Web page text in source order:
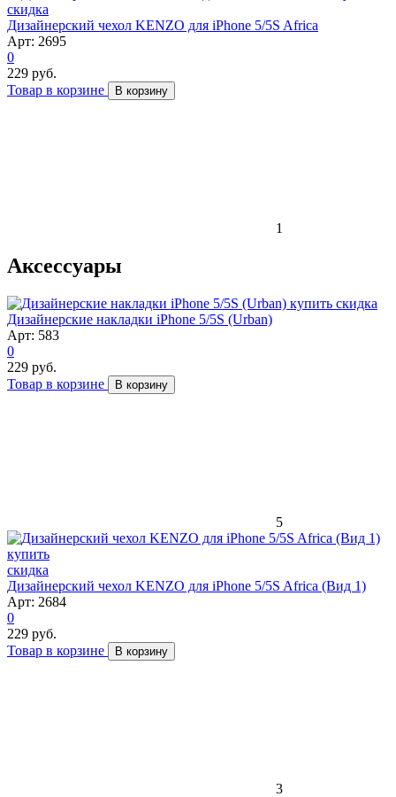
скидка
Дизайнерский чехол KENZO для iPhone 5/5S Africa
Арт: 2695
0
229 руб.
Товар в корзине
В корзину
1
Аксессуары
скидка
Дизайнерские накладки iPhone 5/5S (Urban)
Арт: 583
0
229 руб.
Товар в корзине
В корзину
5
скидка
Дизайнерский чехол KENZO для iPhone 5/5S Africa (Вид 1)
Арт: 2684
0
229 руб.
Товар в корзине
В корзину
3